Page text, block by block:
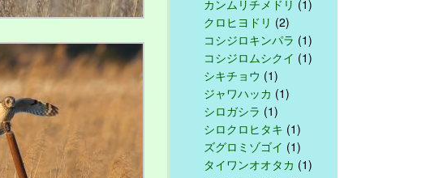
カンムリチメドリ (1)
クロヒヨドリ (2)
コシジロキンパラ (1)
コシジロムシクイ (1)
シキチョウ (1)
ジャワハッカ (1)
シロガシラ (1)
シロクロヒタキ (1)
ズグロミゾゴイ (1)
タイワンオオタカ (1)